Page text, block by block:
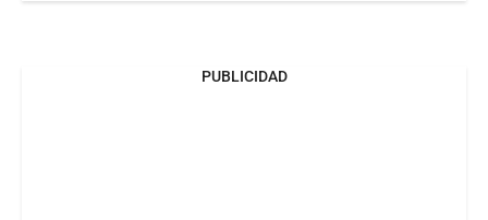
PUBLICIDAD